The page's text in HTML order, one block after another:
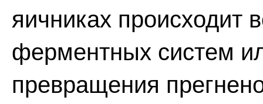
яичниках происходит
ферментных систем
превращения